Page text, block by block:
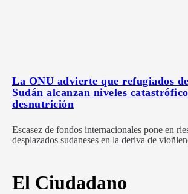
La ONU advierte que refugiados
Sudán alcanzan niveles
desnutrición
Escasez de fondos internacionales pone en
desplazados sudaneses en la deriva de
El Ciudadano